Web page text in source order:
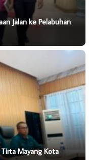
Jalan ke Pelabuhan
Mayang Kota